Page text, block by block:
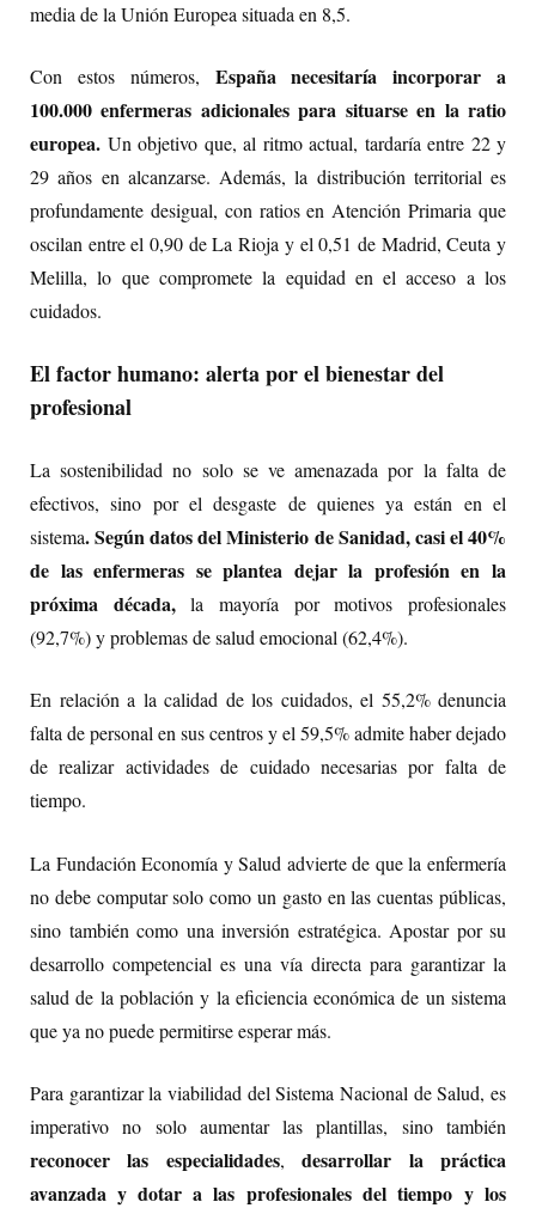
media de la Unión Europea situada en 8,5.
Con estos números, España necesitaría incorporar a
100.000 enfermeras adicionales para situarse en la ratio
europea. Un objetivo que, al ritmo actual, tardaría entre 22 y
29 años en alcanzarse. Además, la distribución territorial es
profundamente desigual, con ratios en Atención Primaria que
oscilan entre el 0,90 de La Rioja y el 0,51 de Madrid, Ceuta y
Melilla, lo que compromete la equidad en el acceso a los
cuidados.
El factor humano: alerta por el bienestar del
profesional
La sostenibilidad no solo se ve amenazada por la falta de
efectivos, sino por el desgaste de quienes ya están en el
sistema. Según datos del Ministerio de Sanidad, casi el 40%
de las enfermeras se plantea dejar la profesión en la
próxima década,la mayoría por motivos profesionales
(92,7%) y problemas de salud emocional (62,4%).
En relación a la calidad de los cuidados, el 55,2% denuncia
falta de personal en sus centros y el 59,5% admite haber dejado
de realizar actividades de cuidado necesarias por falta de
tiempo.
La Fundación Economía y Salud advierte de que la enfermería
no debe computar solo como un gasto en las cuentas públicas,
sino también como una inversión estratégica. Apostar por su
desarrollo competencial es una vía directa para garantizar la
salud de la población y la eficiencia económica de un sistema
que ya no puede permitirse esperar más.
Para garantizar la viabilidad del Sistema Nacional de Salud, es
imperativo no solo aumentar las plantillas, sino también
reconocer las especialidades,desarrollar la práctica
avanzada y dotar a las profesionales del tiempo y los